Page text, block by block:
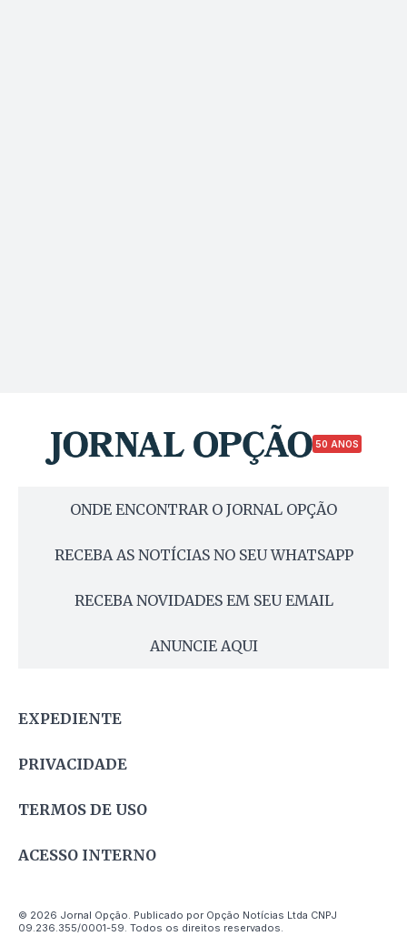
50 ANOS
ONDE ENCONTRAR O JORNAL OPÇÃO
RECEBA AS NOTÍCIAS NO SEU WHATSAPP
RECEBA NOVIDADES EM SEU EMAIL
ANUNCIE AQUI
EXPEDIENTE
PRIVACIDADE
TERMOS DE USO
ACESSO INTERNO
© 2026 Jornal Opção. Publicado por Opção Notícias Ltda CNPJ
09.236.355/0001-59. Todos os direitos reservados.